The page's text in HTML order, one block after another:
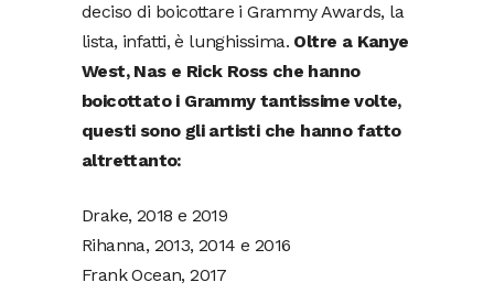
deciso di boicottare i Grammy Awards, la
lista, infatti, è lunghissima. Oltre a Kanye
West, Nas e Rick Ross che hanno
boicottato i Grammy tantissime volte,
questi sono gli artisti che hanno fatto
altrettanto:
Drake, 2018 e 2019
Rihanna, 2013, 2014 e 2016
Frank Ocean, 2017